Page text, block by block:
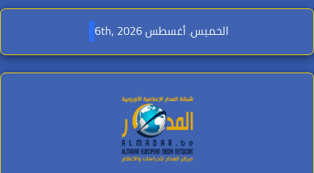
Skip
content
الخميس. أغسطس 6th, 2026